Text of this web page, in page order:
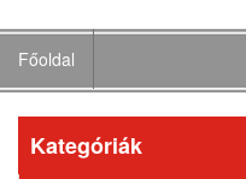
Főoldal
Kategóriák